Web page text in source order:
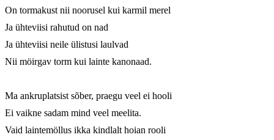
On tormakust nii noorusel kui karmil merel
Ja ühteviisi rahutud on nad
Ja ühteviisi neile ülistusi laulvad
Nii möirgav torm kui lainte kanonaad.
Ma ankruplatsist sõber, praegu veel ei hooli
Ei vaikne sadam mind veel meelita.
Vaid laintemöllus ikka kindlalt hoian rooli